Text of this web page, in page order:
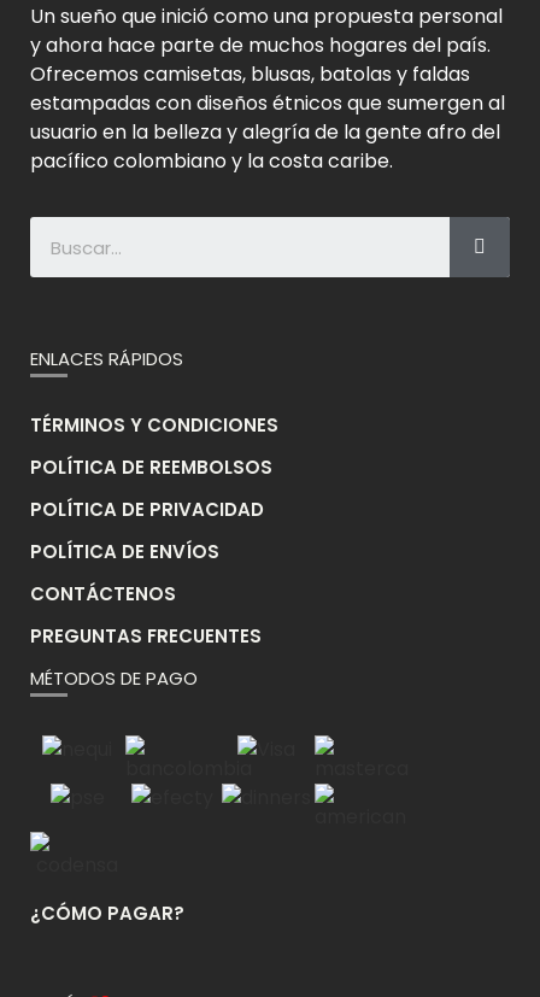
Un sueño que inició como una propuesta personal
y ahora hace parte de muchos hogares del país.
Ofrecemos camisetas, blusas, batolas y faldas
estampadas con diseños étnicos que sumergen al
usuario en la belleza y alegría de la gente afro del
pacífico colombiano y la costa caribe.
ENLACES RÁPIDOS
TÉRMINOS Y CONDICIONES
POLÍTICA DE REEMBOLSOS
POLÍTICA DE PRIVACIDAD
POLÍTICA DE ENVÍOS
CONTÁCTENOS
PREGUNTAS FRECUENTES
MÉTODOS DE PAGO
¿CÓMO PAGAR?